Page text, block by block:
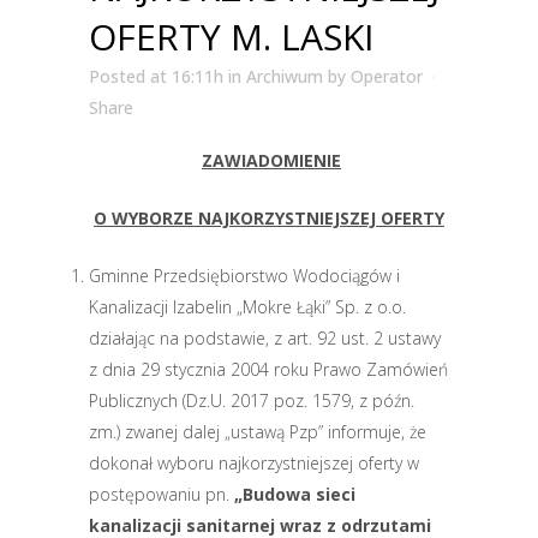
OFERTY M. LASKI
Posted at 16:11h in Archiwum by Operator
Share
ZAWIADOMIENIE
O WYBORZE NAJKORZYSTNIEJSZEJ OFERTY
Gminne Przedsiębiorstwo Wodociągów i
Kanalizacji Izabelin „Mokre Łąki” Sp. z o.o.
działając na podstawie, z art. 92 ust. 2 ustawy
z dnia 29 stycznia 2004 roku Prawo Zamówień
Publicznych (Dz.U. 2017 poz. 1579, z późn.
zm.) zwanej dalej „ustawą Pzp” informuje, że
dokonał wyboru najkorzystniejszej oferty w
postępowaniu pn. „Budowa sieci
kanalizacji sanitarnej wraz z odrzutami